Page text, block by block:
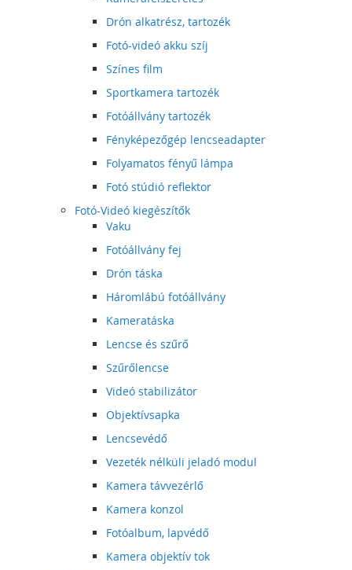
Drón alkatrész, tartozék
Fotó-videó akku szíj
Színes film
Sportkamera tartozék
Fotóállvány tartozék
Fényképezőgép lencseadapter
Folyamatos fényű lámpa
Fotó stúdió reflektor
Fotó-Videó kiegészítők
Vaku
Fotóállvány fej
Drón táska
Háromlábú fotóállvány
Kameratáska
Lencse és szűrő
Szűrőlencse
Videó stabilizátor
Objektívsapka
Lencsevédő
Vezeték nélküli jeladó modul
Kamera távvezérlő
Kamera konzol
Fotóalbum, lapvédő
Kamera objektív tok